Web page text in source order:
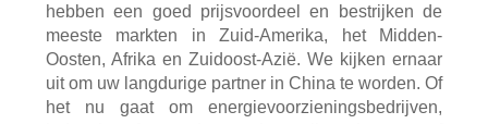
hebben een goed prijsvoordeel en bestrijken de
meeste markten in Zuid-Amerika, het Midden-
Oosten, Afrika en Zuidoost-Azië. We kijken ernaar
uit om uw langdurige partner in China te worden. Of
het nu gaat om energievoorzieningsbedrijven,